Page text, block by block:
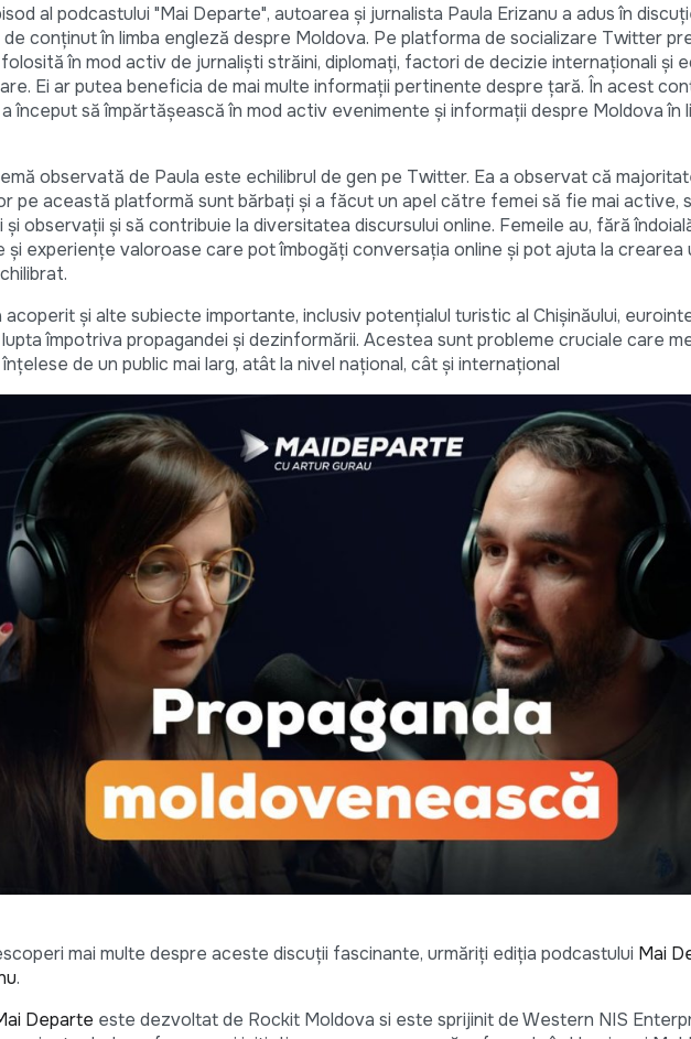
al podcastului "Mai Departe", autoarea și jurnalista Paula Erizanu a adus în
conținut în limba engleză despre Moldova. Pe platforma de socializare Twitter
în mod activ de jurnaliști străini, diplomați, factori de decizie internaționali și
Ei ar putea beneficia de mai multe informații pertinente despre țară. În acest
început să împărtășească în mod activ evenimente și informații despre Moldova în
observată de Paula este echilibrul de gen pe Twitter. Ea a observat că
pe această platformă sunt bărbați și a făcut un apel către femei să fie mai active,
și observații și să contribuie la diversitatea discursului online. Femeile au, fără
experiențe valoroase care pot îmbogăți conversația online și pot ajuta la crearea
acoperit și alte subiecte importante, inclusiv potențialul turistic al Chișinăului,
împotriva propagandei și dezinformării. Acestea sunt probleme cruciale care
de un public mai larg, atât la nivel național, cât și internațional
mai multe despre aceste discuții fascinante, urmăriți ediția podcastului Mai
.
Departe este dezvoltat de Rockit Moldova si este sprijinit de Western NIS